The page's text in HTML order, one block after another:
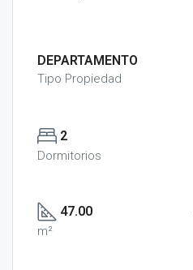
DEPARTAMENTO
Tipo Propiedad
2
Dormitorios
47.00
m²